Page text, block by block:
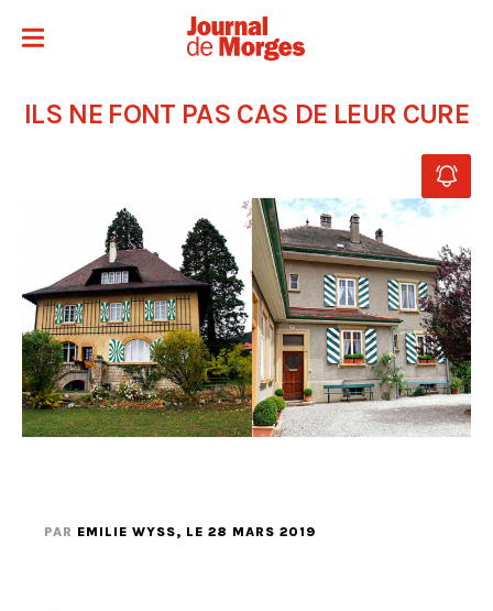
ILS NE FONT PAS CAS DE LEUR CURE
PAR EMILIE WYSS, LE 28 MARS 2019